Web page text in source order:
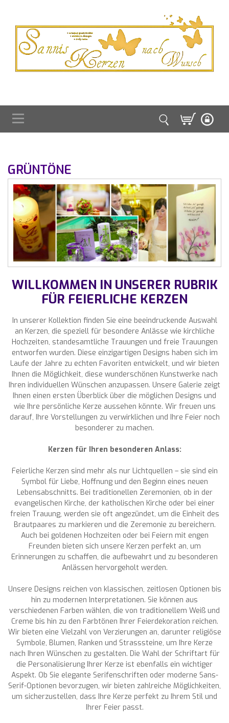
GRÜNTÖNE
WILLKOMMEN IN UNSERER RUBRIK
FÜR FEIERLICHE KERZEN
In unserer Kollektion finden Sie eine beeindruckende Auswahl
an Kerzen, die speziell für besondere Anlässe wie kirchliche
Hochzeiten, standesamtliche Trauungen und freie Trauungen
entworfen wurden. Diese einzigartigen Designs haben sich im
Laufe der Jahre zu echten Favoriten entwickelt, und wir bieten
Ihnen die Möglichkeit, diese wunderschönen Kunstwerke nach
Ihren individuellen Wünschen anzupassen. Unsere Galerie zeigt
Ihnen einen ersten Überblick über die möglichen Designs und
wie Ihre persönliche Kerze aussehen könnte. Wir freuen uns
darauf, Ihre Vorstellungen zu verwirklichen und Ihre Feier noch
besonderer zu machen.
Kerzen für Ihren besonderen Anlass:
Feierliche Kerzen sind mehr als nur Lichtquellen – sie sind ein
Symbol für Liebe, Hoffnung und den Beginn eines neuen
Lebensabschnitts. Bei traditionellen Zeremonien, ob in der
evangelischen Kirche, der katholischen Kirche oder bei einer
freien Trauung, werden sie oft angezündet, um die Einheit des
Brautpaares zu markieren und die Zeremonie zu bereichern.
Auch bei goldenen Hochzeiten oder bei Feiern mit engen
Freunden bieten sich unsere Kerzen perfekt an, um
Erinnerungen zu schaffen, die aufbewahrt und zu besonderen
Anlässen hervorgeholt werden.
Unsere Designs reichen von klassischen, zeitlosen Optionen bis
hin zu modernen Interpretationen. Sie können aus
verschiedenen Farben wählen, die von traditionellem Weiß und
Creme bis hin zu den Farbtönen Ihrer Feierdekoration reichen.
Wir bieten eine Vielzahl von Verzierungen an, darunter religiöse
Symbole, Blumen, Ranken und Strasssteine, um Ihre Kerze
nach Ihren Wünschen zu gestalten. Die Wahl der Schriftart für
die Personalisierung Ihrer Kerze ist ebenfalls ein wichtiger
Aspekt. Ob Sie elegante Serifenschriften oder moderne Sans-
Serif-Optionen bevorzugen, wir bieten zahlreiche Möglichkeiten,
um sicherzustellen, dass Ihre Kerze perfekt zu Ihrem Stil und
Ihrer Feier passt.